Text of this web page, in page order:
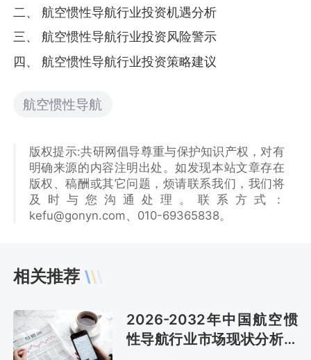
二、 航空惯性导航行业投资机遇分析
三、 航空惯性导航行业投资风险警示
四、 航空惯性导航行业投资策略建议
航空惯性导航
版权提示:共研网倡导尊重与保护知识产权，对有
明确来源的内容注明出处。如发现本站文章存在
版权、稿酬或其它问题，烦请联系我们，我们将
及时与您沟通处理。联系方式：
kefu@gonyn.com、010-69365838。
相关推荐
2026-2032年中国航空惯
性导航行业市场现状分析及